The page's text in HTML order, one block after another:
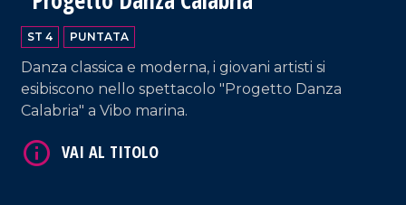
ST 4 PUNTATA
Danza classica e moderna, i giovani artisti si
esibiscono nello spettacolo "Progetto Danza
Calabria" a Vibo marina.
VAI AL TITOLO